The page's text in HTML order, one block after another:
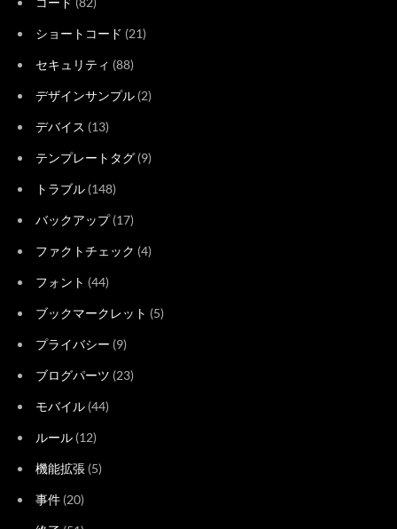
ショートコード (21)
セキュリティ (88)
デザインサンプル (2)
デバイス (13)
テンプレートタグ (9)
トラブル (148)
バックアップ(17)
ファクトチェック (4)
フォント (44)
ブックマークレット (5)
プライバシー (9)
ブログパーツ (23)
モバイル (44)
ルール (12)
機能拡張 (5)
事件 (20)